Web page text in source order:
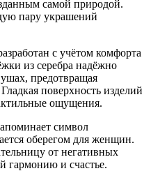
самой природой.
пару украшений
с учётом комфорта
из серебра надёжно
предотвращая
поверхность изделий
ощущения.
символ
оберегом для женщин.
от негативных
гармонию и счастье.